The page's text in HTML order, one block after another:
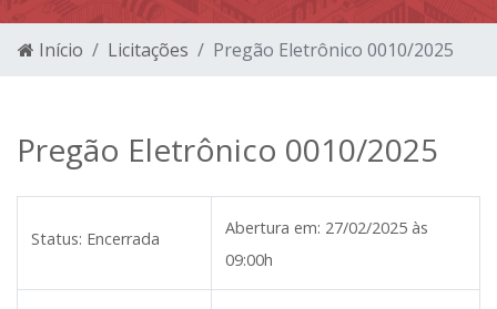
Início Licitações Pregão Eletrônico 0010/2025
Pregão Eletrônico 0010/2025
Status: Encerrada
Abertura em: 27/02/2025 às
09:00h